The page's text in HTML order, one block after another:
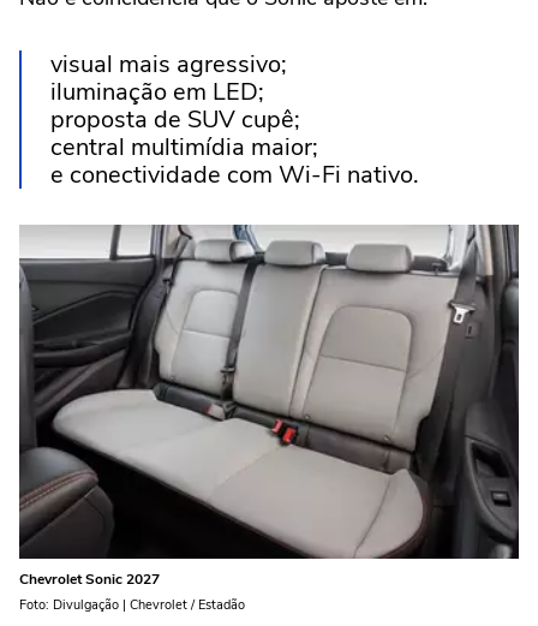
visual mais agressivo;
iluminação em LED;
proposta de SUV cupê;
central multimídia maior;
e conectividade com Wi-Fi nativo.
Chevrolet Sonic 2027
Foto: Divulgação | Chevrolet / Estadão